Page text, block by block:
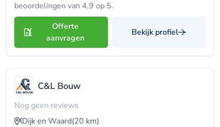
beoordelingen van 4,9 op 5.
Offerte
aanvragen
Bekijk profiel
C&L Bouw
Nog geen reviews
Dijk en Waard(20 km)